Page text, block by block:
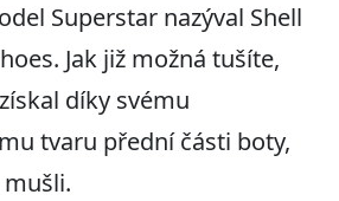
Superstar nazýval Shell
Jak již možná tušíte,
díky svému
tvaru přední části boty,